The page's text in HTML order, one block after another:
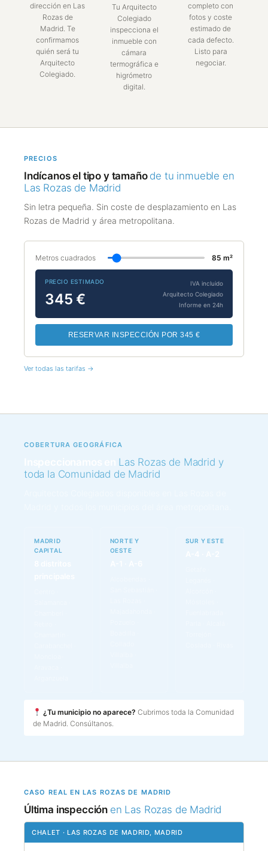
dirección en Las
Rozas de
Madrid. Te
confirmamos
quién será tu
Arquitecto
Colegiado.
Tu Arquitecto
Colegiado
inspecciona el
inmueble con
cámara
termográfica e
higrómetro
digital.
completo con
fotos y coste
estimado de
cada defecto.
Listo para
negociar.
PRECIOS
Indícanos el tipo y tamaño de tu inmueble en
Las Rozas de Madrid
Sin letra pequeña. Sin coste de desplazamiento en Las
Rozas de Madrid y área metropolitana.
Metros cuadrados 85 m²
PRECIO ESTIMADO
345 €
IVA incluido
Arquitecto Colegiado
Informe en 24h
RESERVAR INSPECCIÓN POR 345 €
Ver todas las tarifas →
COBERTURA GEOGRÁFICA
Las Rozas de Madrid y
toda la Comunidad de Madrid
MADRID
CAPITAL
NORTE Y
OESTE
SUR Y ESTE
¿Tu municipio no aparece? Cubrimos toda la Comunidad
de Madrid. Consúltanos.
CASO REAL EN LAS ROZAS DE MADRID
Última inspección en Las Rozas de Madrid
CHALET · LAS ROZAS DE MADRID, MADRID